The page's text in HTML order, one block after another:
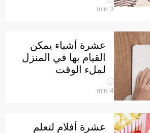
3
min
عشرة أشياء يمكن
القيام بها في المنزل
لملء الوقت
4
min
عشرة أفلام لتعلم